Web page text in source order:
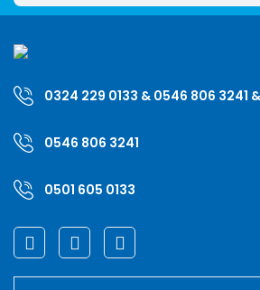
0324 229 0133 & 0546 806 3241
0546 806 3241
0501 605 0133